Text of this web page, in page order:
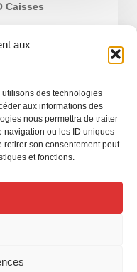
aux
des technologies
aux informations des
nous permettra de traiter
navigation ou les ID uniques
retirer son consentement peut
et fonctions.
Caisses
de BPCE
Film publicitaire